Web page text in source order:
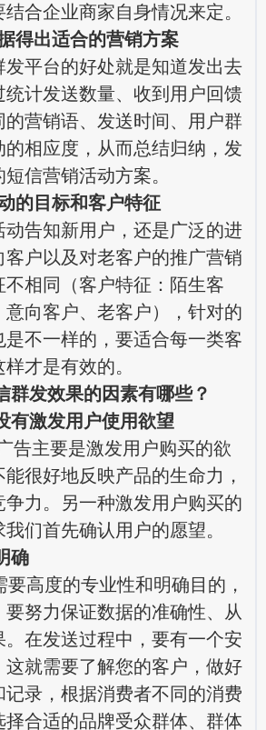
合企业商家自身情况来定。
出适合的营销方案
平台的好处就是知道发出去
统计发送数量、收到用户回馈
营销语、发送时间、用户群
的相应度，从而总结归纳，发
信营销活动方案。
目标和客户特征
告知新用户，还是广泛的进
户以及对老客户的推广营销
相同（客户特征：陌生客
意向客户、老客户），针对的
不一样的，要适合每一类客
才是有效的。
发效果的因素有哪些？
激发用户使用欲望
主要是激发用户购买的欲
很好地反映产品的生命力，
争力。另一种激发用户购买的
们首先确认用户的愿望。
确
度的专业性和明确目的，
要努力保证数据的准确性、从
在发送过程中，要有一个安
这就需要了解您的客户，做好
记录，根据消费者不同的消费
择合适的品牌受众群体、群体